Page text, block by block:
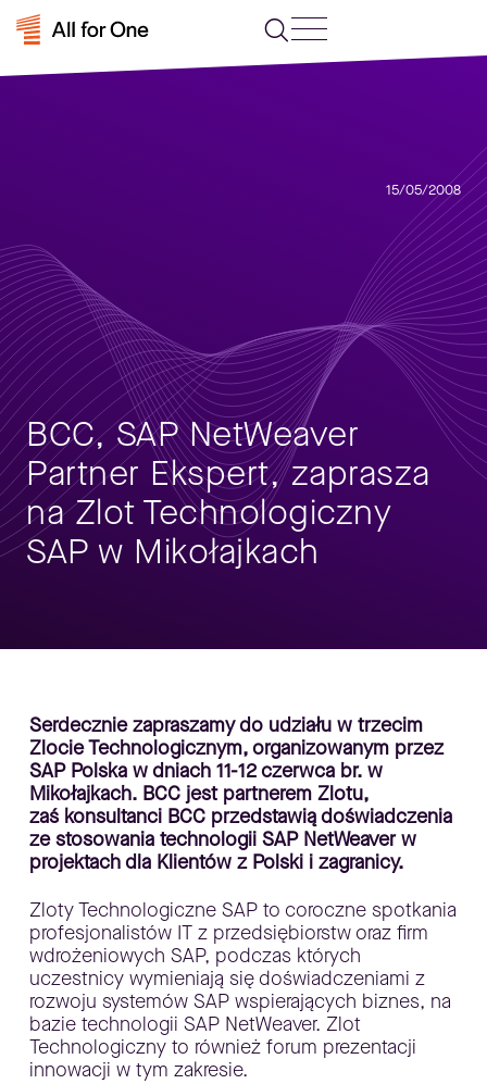
15/05/2008
BCC, SAP NetWeaver
Partner Ekspert, zaprasza
na Zlot Technologiczny
SAP w Mikołajkach
Serdecznie zapraszamy do udziału w trzecim
Zlocie Technologicznym, organizowanym przez
SAP Polska w dniach 11-12 czerwca br. w
Mikołajkach. BCC jest partnerem Zlotu,
zaś konsultanci BCC przedstawią doświadczenia
ze stosowania technologii SAP NetWeaver w
projektach dla Klientów z Polski i zagranicy.
Zloty Technologiczne SAP to coroczne spotkania
profesjonalistów IT z przedsiębiorstw oraz firm
wdrożeniowych SAP, podczas których
uczestnicy wymieniają się doświadczeniami z
rozwoju systemów SAP wspierających biznes, na
bazie technologii SAP NetWeaver. Zlot
Technologiczny to również forum prezentacji
innowacji w tym zakresie.